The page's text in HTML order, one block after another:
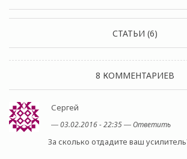
СТАТЬИ (6)
8 КОММЕНТАРИЕВ
Сергей
―03.02.2016 - 22:35―Ответить
За сколько отдадите ваш